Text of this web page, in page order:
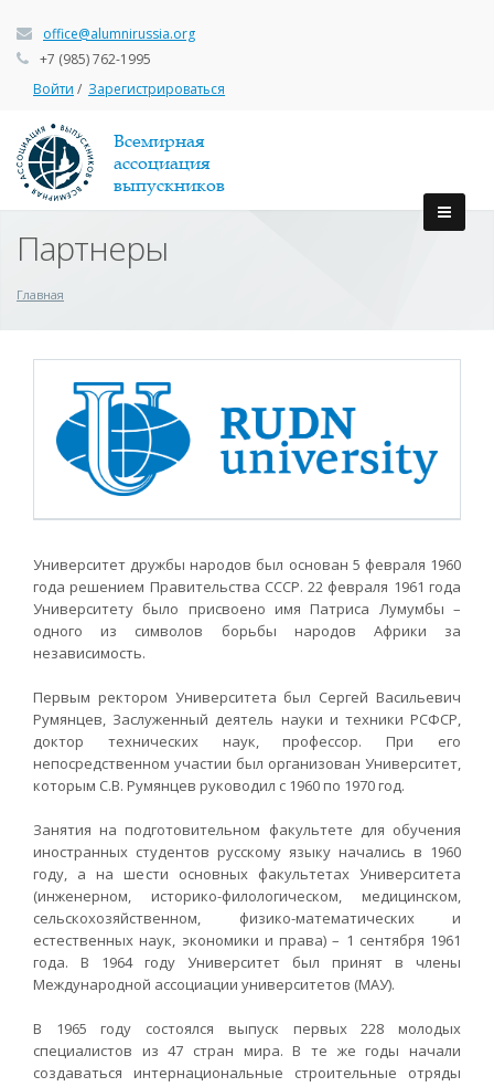
office@alumnirussia.org
+7 (985) 762-1995
Войти / Зарегистрироваться
Всемирная
ассоциация
выпускников
Партнеры
Главная
Университет дружбы народов был основан 5 февраля 1960
года решением Правительства СССР. 22 февраля 1961 года
Университету было присвоено имя Патриса Лумумбы –
одного из символов борьбы народов Африки за
независимость.
Первым ректором Университета был Сергей Васильевич
Румянцев, Заслуженный деятель науки и техники РСФСР,
доктор технических наук, профессор. При его
непосредственном участии был организован Университет,
которым С.В. Румянцев руководил с 1960 по 1970 год.
Занятия на подготовительном факультете для обучения
иностранных студентов русскому языку начались в 1960
году, а на шести основных факультетах Университета
(инженерном, историко-филологическом, медицинском,
сельскохозяйственном, физико-математических и
естественных наук, экономики и права) – 1 сентября 1961
года. В 1964 году Университет был принят в члены
Международной ассоциации университетов (МАУ).
В 1965 году состоялся выпуск первых 228 молодых
специалистов из 47 стран мира. В те же годы начали
создаваться интернациональные строительные отряды